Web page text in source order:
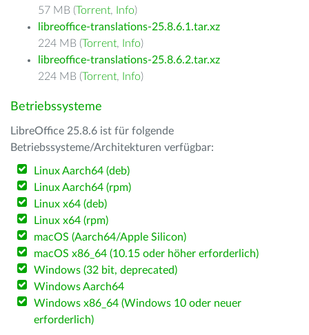
57 MB (Torrent, Info)
libreoffice-translations-25.8.6.1.tar.xz
224 MB (Torrent, Info)
libreoffice-translations-25.8.6.2.tar.xz
224 MB (Torrent, Info)
Betriebssysteme
LibreOffice 25.8.6 ist für folgende
Betriebssysteme/Architekturen verfügbar:
Linux Aarch64 (deb)
Linux Aarch64 (rpm)
Linux x64 (deb)
Linux x64 (rpm)
macOS (Aarch64/Apple Silicon)
macOS x86_64 (10.15 oder höher erforderlich)
Windows (32 bit, deprecated)
Windows Aarch64
Windows x86_64 (Windows 10 oder neuer
erforderlich)